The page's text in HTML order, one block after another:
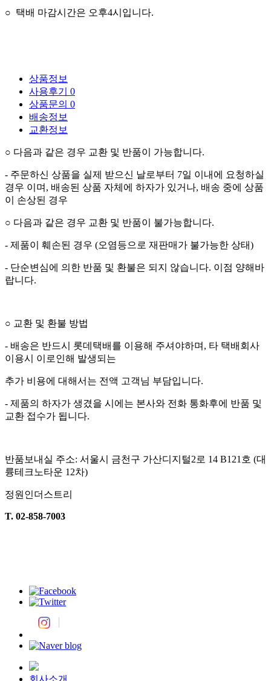
○ 택배 마감시간은 오후4시입니다.
상품정보
사용후기 0
상품문의 0
배송정보
교환정보
○ 다음과 같은 경우 교환 및 반품이 가능합니다.
- 주문하신 상품을 실제 받으신 날로부터 7일 이내에 요청하실
경우 이며 , 배송된 상품 자체에 하자가 있거나, 배송 중에 상품
이 손상된 경우
○ 다음과 같은 경우 교환 및 반품이 불가능합니다.
- 제품이 훼손된 경우 (오염등으로 재판매가 불가능한 상태)
- 단순변심에 의한 반품 및 환불은 되지 않습니다. 이점 양해바
랍니다.
○ 교환 및 환불 방법
- 배송은 반드시 롯데택배를 이용해 주셔야하며 , 타 택배회사
이용시 이로인해 발생되는
추가 비용에 대해서는 전액 고객님 부담입니다.
- 제품의 하자가 생겼을 시에는 본사와 전화 통화후에 반품 및
교환 접수가 됩니다.
반품보내실 주소: 서울시 금천구 가산디지털2로 14 B121 호 (대
륭테크노타운 12차)
정원인더스트리
T. 02-858-7003
회사소개